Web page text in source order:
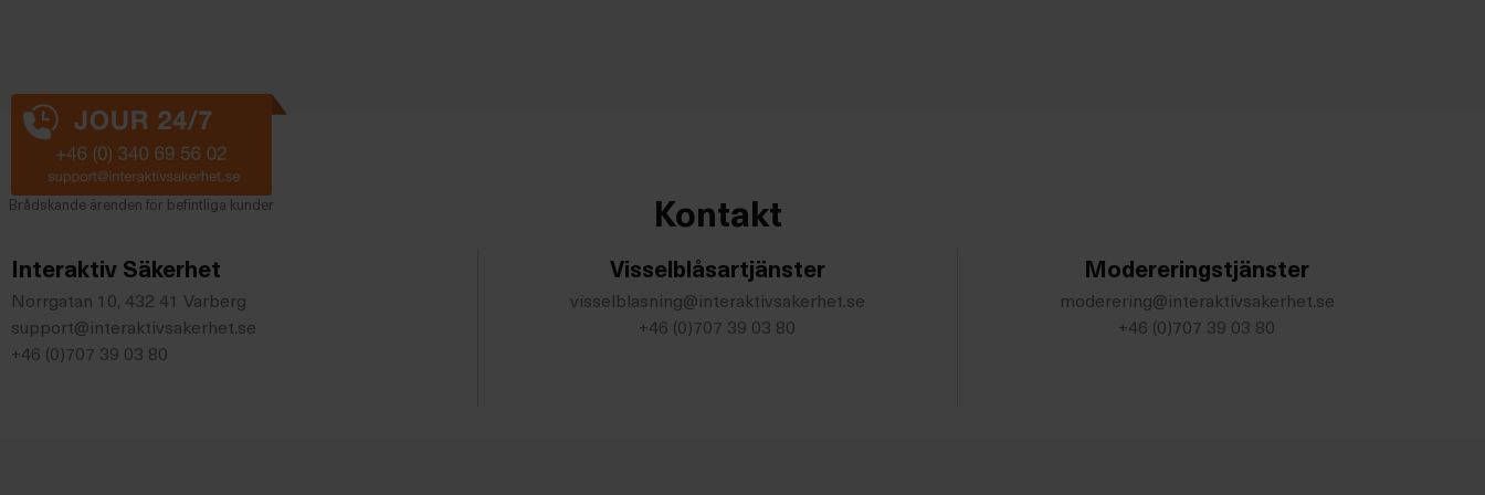
Brådskande ärenden för befintliga kunder Kontakt
Interaktiv Säkerhet
Norrgatan 10, 432 41 Varberg
support@interaktivsakerhet.se
+46 (0)707 39 03 80
Visselblåsartjänster
visselblasning@interaktivsakerhet.se
+46 (0)707 39 03 80
Modereringstjänster
moderering@interaktivsakerhet.se
+46 (0)707 39 03 80